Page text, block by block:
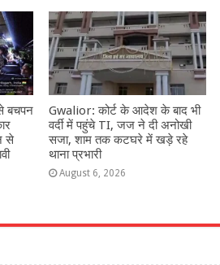
बचपन
से
Gwalior: कोर्ट के आदेश के बाद भी
वर्दी में पहुंचे TI, जज ने दी अनोखी
सजा, शाम तक कटघरे में खड़े रहे
थाना प्रभारी
August 6, 2026